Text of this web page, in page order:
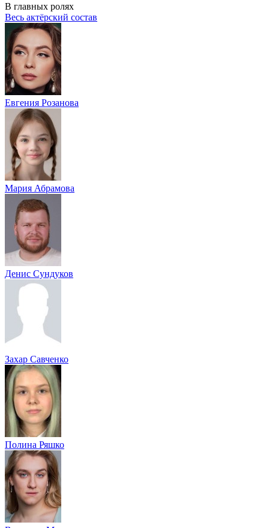
В главных ролях
Весь актёрский состав
Евгения Розанова
Мария Абрамова
Денис Сундуков
Захар Савченко
Полина Ряшко